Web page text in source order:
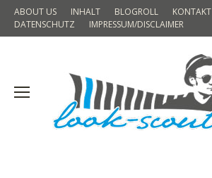
ABOUT US INHALT BLOGROLL KONTAKT
DATENSCHUTZ
IMPRESSUM/DISCLAIMER